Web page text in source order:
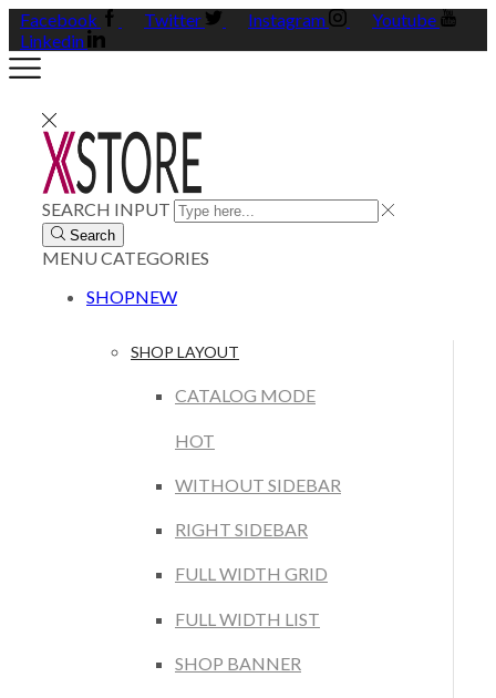
Facebook Twitter Instagram
Youtube
Linkedin
SEARCH INPUT
Search
MENUCATEGORIES
SHOPNEW
SHOP LAYOUT
CATALOG MODE
HOT
WITHOUT SIDEBAR
RIGHT SIDEBAR
FULL WIDTH GRID
FULL WIDTH LIST
SHOP BANNER